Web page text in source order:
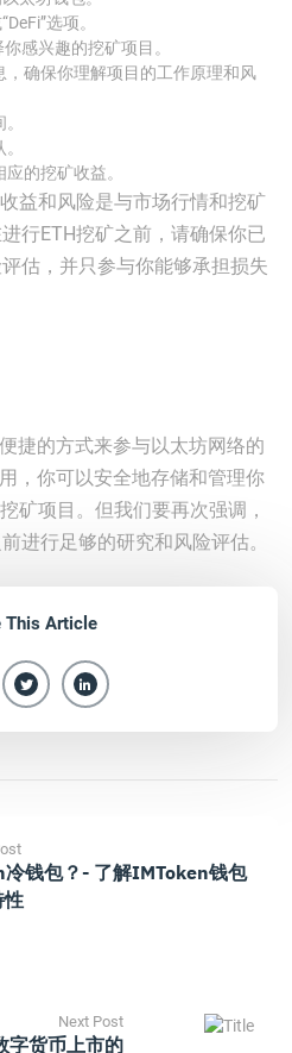
选项。
感兴趣的挖矿项目。
确保你理解项目的工作原理和风
的挖矿收益。
益和风险是与市场行情和挖矿
行ETH挖矿之前，请确保你已
估，并只参与你能够承担损失
捷的方式来参与以太坊网络的
，你可以安全地存储和管理你
矿项目。但我们要再次强调，
进行足够的研究和风险评估。
This Article
钱包？- 了解iMToken钱包
性
Next Post
字货币上市的